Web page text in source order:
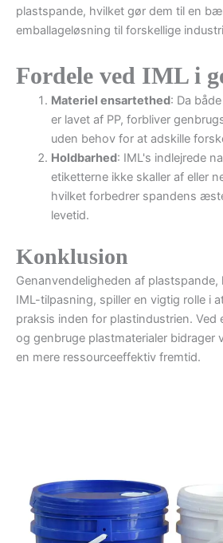
plastspande, hvilket gør dem til en
emballageløsning til forskellige
Fordele ved IML i
Materiel ensartethed: Da
er lavet af PP, forbliver
uden behov for at adskille
Holdbarhed: IML's indlejrede
etiketterne ikke skaller af eller
hvilket forbedrer spandens
levetid.
Konklusion
Genanvendeligheden af plastspande,
IML-tilpasning, spiller en vigtig rolle i
praksis inden for plastindustrien. Ved
og genbruge plastmaterialer bidrager
en mere ressourceeffektiv fremtid.